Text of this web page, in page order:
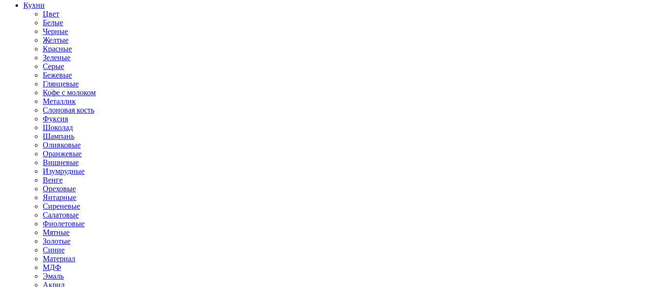
Кухни
Цвет
Белые
Черные
Желтые
Красные
Зеленые
Серые
Бежевые
Глянцевые
Кофе с молоком
Металлик
Слоновая кость
Фуксия
Шоколад
Шампань
Оливковые
Оранжевые
Вишневые
Изумрудные
Венге
Ореховые
Янтарные
Сиреневые
Салатовые
Фиолетовые
Мятные
Золотые
Синие
Материал
МДФ
Эмаль
Акрил